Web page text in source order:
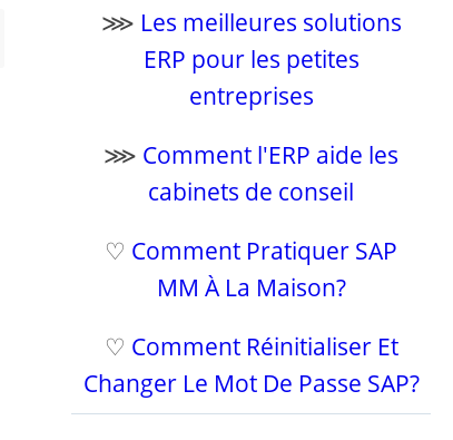
⋙ Les meilleures solutions
ERP pour les petites
entreprises
⋙ Comment l'ERP aide les
cabinets de conseil
♡ Comment Pratiquer SAP
MM À La Maison?
♡ Comment Réinitialiser Et
Changer Le Mot De Passe SAP?